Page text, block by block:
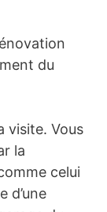
du
visite. Vous
la
celui
d’une